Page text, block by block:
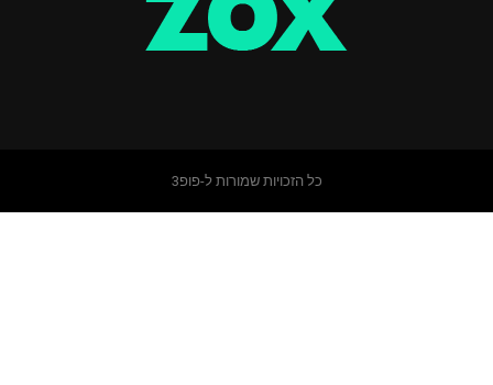
כל הזכויות שמורות ל-פופ3